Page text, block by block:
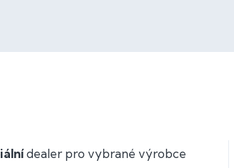
dealer pro vybrané výrobce